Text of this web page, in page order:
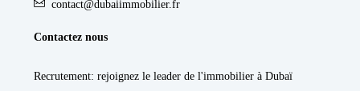
contact@dubaiimmobilier.fr
Contactez nous
Recrutement: rejoignez le leader de l'immobilier à Dubaï